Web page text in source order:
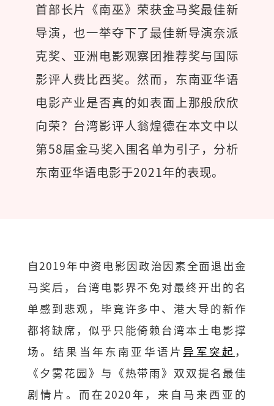
首部长片《南巫》荣获金马奖最佳新
导演，也一举夺下了最佳新导演奈派
克奖、亚洲电影观察团推荐奖与国际
影评人费比西奖。然而，东南亚华语
电影产业是否真的如表面上那般欣欣
向荣？台湾影评人翁煌德在本文中以
第58届金马奖入围名单为引子，分析
东南亚华语电影于2021年的表现。
自2019年中资电影因政治因素全面退出金
马奖后，台湾电影界不免对最终开出的名
单感到悲观，毕竟许多中、港大导的新作
都将缺席，似乎只能倚赖台湾本土电影撑
场。结果当年东南亚华语片 异军突起 ，
《夕雾花园》与《热带雨》双双提名最佳
剧情片。而在2020年，来自马来西亚的